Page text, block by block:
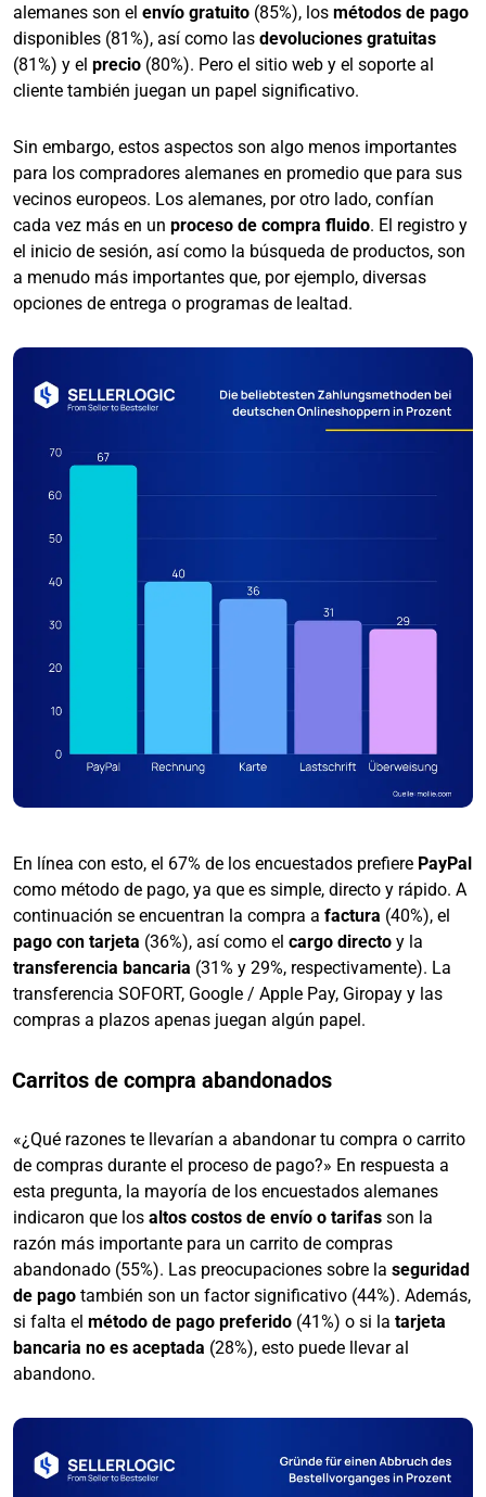
alemanes son el envío gratuito (85%), los métodos de pago
disponibles (81%), así como las devoluciones gratuitas
(81%) y el precio (80%). Pero el sitio web y el soporte al
cliente también juegan un papel significativo.
Sin embargo, estos aspectos son algo menos importantes
para los compradores alemanes en promedio que para sus
vecinos europeos. Los alemanes, por otro lado, confían
cada vez más en un proceso de compra fluido. El registro y
el inicio de sesión, así como la búsqueda de productos, son
a menudo más importantes que, por ejemplo, diversas
opciones de entrega o programas de lealtad.
En línea con esto, el 67% de los encuestados prefiere PayPal
como método de pago, ya que es simple, directo y rápido. A
continuación se encuentran la compra a factura (40%), el
pago con tarjeta (36%), así como el cargo directo y la
transferencia bancaria (31% y 29%, respectivamente). La
transferencia SOFORT, Google / Apple Pay, Giropay y las
compras a plazos apenas juegan algún papel.
Carritos de compra abandonados
«¿Qué razones te llevarían a abandonar tu compra o carrito
de compras durante el proceso de pago?» En respuesta a
esta pregunta, la mayoría de los encuestados alemanes
indicaron que los altos costos de envío o tarifas son la
razón más importante para un carrito de compras
abandonado (55%). Las preocupaciones sobre la seguridad
de pago también son un factor significativo (44%). Además,
si falta el método de pago preferido (41%) o si la tarjeta
bancaria no es aceptada (28%), esto puede llevar al
abandono.